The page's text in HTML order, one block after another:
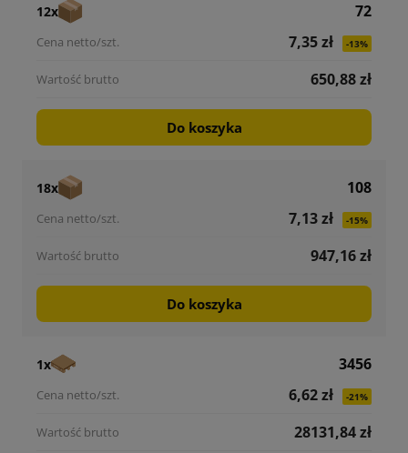
12x
72
7,35 zł
-13%
650,88 zł
Do koszyka
18x
108
7,13 zł
-15%
947,16 zł
Do koszyka
1x
3456
6,62 zł
-21%
28131,84 zł